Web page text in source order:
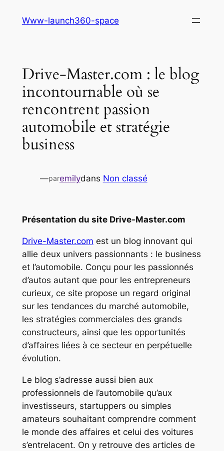
Www-launch360-space
Drive-Master.com : le blog
incontournable où se
rencontrent passion
automobile et stratégie
business
—paremilydans Non classé
Présentation du site Drive-Master.com
Drive-Master.com est un blog innovant qui
allie deux univers passionnants : le business
et l’automobile. Conçu pour les passionnés
d’autos autant que pour les entrepreneurs
curieux, ce site propose un regard original
sur les tendances du marché automobile,
les stratégies commerciales des grands
constructeurs, ainsi que les opportunités
d’affaires liées à ce secteur en perpétuelle
évolution.
Le blog s’adresse aussi bien aux
professionnels de l’automobile qu’aux
investisseurs, startuppers ou simples
amateurs souhaitant comprendre comment
le monde des affaires et celui des voitures
s’entrelacent. On y retrouve des articles de